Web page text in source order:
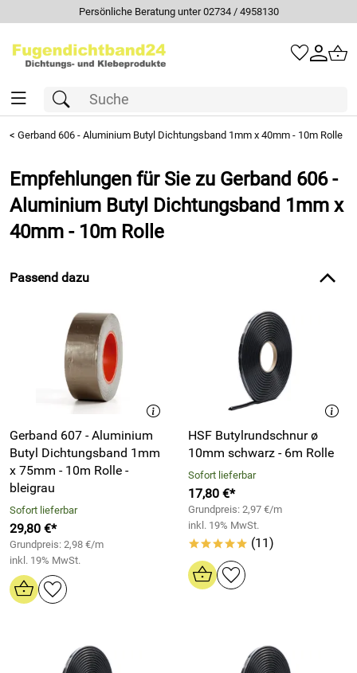
Persönliche Beratung unter 02734 / 4958130
< Gerband 606 - Aluminium Butyl Dichtungsband 1mm x 40mm - 10m Rolle
Empfehlungen für Sie zu Gerband 606 -
Aluminium Butyl Dichtungsband 1mm x
40mm - 10m Rolle
Passend dazu
Gerband 607 - Aluminium
Butyl Dichtungsband 1mm
x 75mm - 10m Rolle -
bleigrau
Sofort lieferbar
29,80 €*
Grundpreis: 2,98 €/m
inkl. 19% MwSt.
HSF Butylrundschnur ø
10mm schwarz - 6m Rolle
Sofort lieferbar
17,80 €*
Grundpreis: 2,97 €/m
inkl. 19% MwSt.
***** (11)